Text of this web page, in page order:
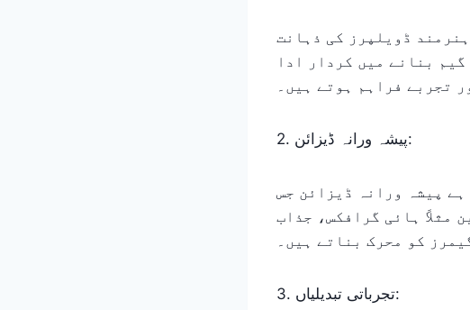
ڈویلپرز کی ذہانت
بنانے میں کردار ادا
تجربے فراہم ہوتے ہیں۔
2. پیشہ ورانہ ڈیزائن:
ہے پیشہ ورانہ ڈیزائن جس
مثلاً ہائی گرافکس، جذاب
کو محرک بناتے ہیں۔
3. تجرباتی تبدیلیاں: